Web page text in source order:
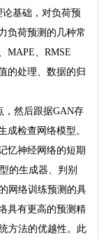
论基础，对负荷预
负荷预测的几种常
MAPE、RMSE
的处理、数据的归
，然后跟据GAN存
成检查网络模型。
忆神经网络的短期
的生成器、判别
网络训练预测的具
具有更高的预测精
方法的优越性。此